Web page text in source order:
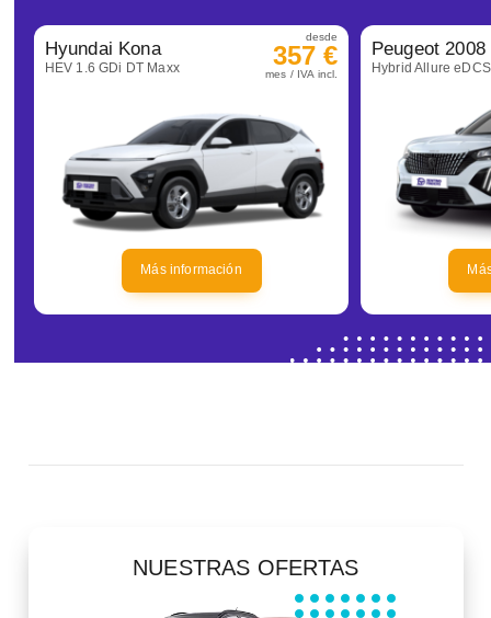
Hyundai Kona
HEV 1.6 GDi DT Maxx
desde
357 €
mes / IVA incl.
Más información
Peugeot 2008
Hybrid Allure
NUESTRAS OFERTAS